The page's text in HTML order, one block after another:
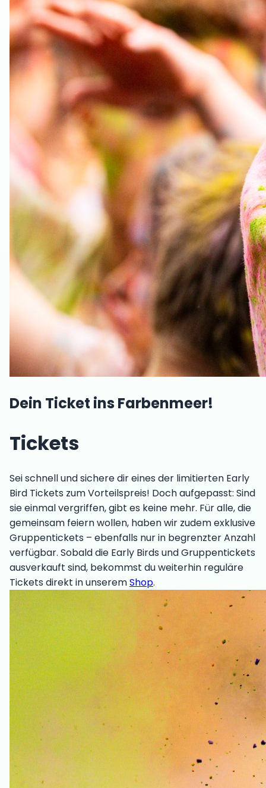
Dein Ticket ins Farbenmeer!
Tickets
Sei schnell und sichere dir eines der limitierten Early
Bird Tickets zum Vorteilspreis! Doch aufgepasst: Sind
sie einmal vergriffen, gibt es keine mehr. Für alle, die
gemeinsam feiern wollen, haben wir zudem exklusive
Gruppentickets – ebenfalls nur in begrenzter Anzahl
verfügbar. Sobald die Early Birds und Gruppentickets
ausverkauft sind, bekommst du weiterhin reguläre
Tickets direkt in unseremShop.